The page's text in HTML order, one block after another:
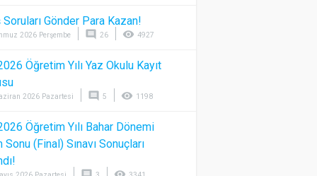
Soruları Gönder Para Kazan!
2026 Perşembe comment 26 visibility 4927
Öğretim Yılı Yaz Okulu Kayıt
2026 Pazartesi comment 5 visibility 1198
Öğretim Yılı Bahar Dönemi
Sonu (Final) Sınavı Sonuçları